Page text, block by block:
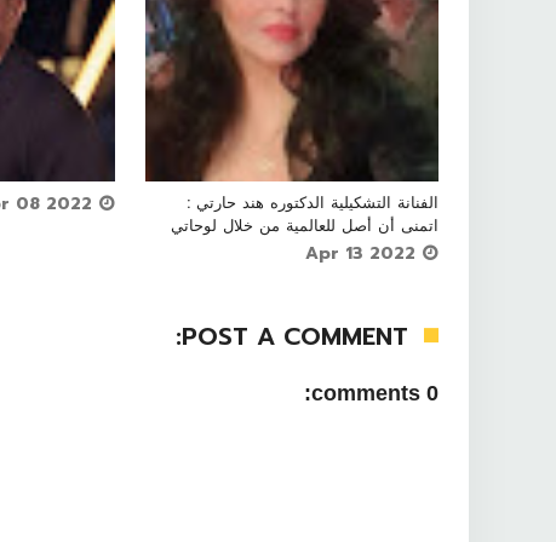
 
الفنانة التشكيلية الدكتوره هند حارتي :
اتمنى أن أصل للعالمية من خلال لوحاتي

POST A COMMENT:
0 comments: